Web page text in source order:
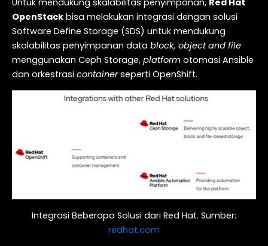
Untuk mendukung skalabilitas penyimpanan, Red Hat
OpenStack bisa melakukan integrasi dengan solusi
Software Define Storage (SDS) untuk mendukung
skalabilitas penyimpanan data block, object and file
menggunakan Ceph Storage, platform otomasi Ansible
dan orkestrasi containerseperti OpenShift.
Integrasi Beberapa Solusi dari Red Hat. Sumber:
redhat.com